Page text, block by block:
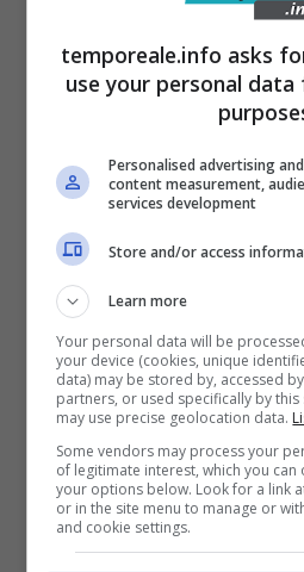
Diletta Leotta
di una delle
adesso è
Diletta sarà infatti tra le
nuova edizione della
di calcio indoor con
particolari, che vede
ex calciatori, volti del
e dei social e molto altro.
temporeale.info asks
use your personal
Personalised advertising
content measurement,
services development
Store and/or access
Learn more
Your personal data will be
your device (cookies, unique
data) may be stored by, accessed
partners, or used specifically by
may use precise geolocation data.
Some vendors may process your
of legitimate interest, which you
your options below. Look for a link
or in the site menu to manage or
and cookie settings.